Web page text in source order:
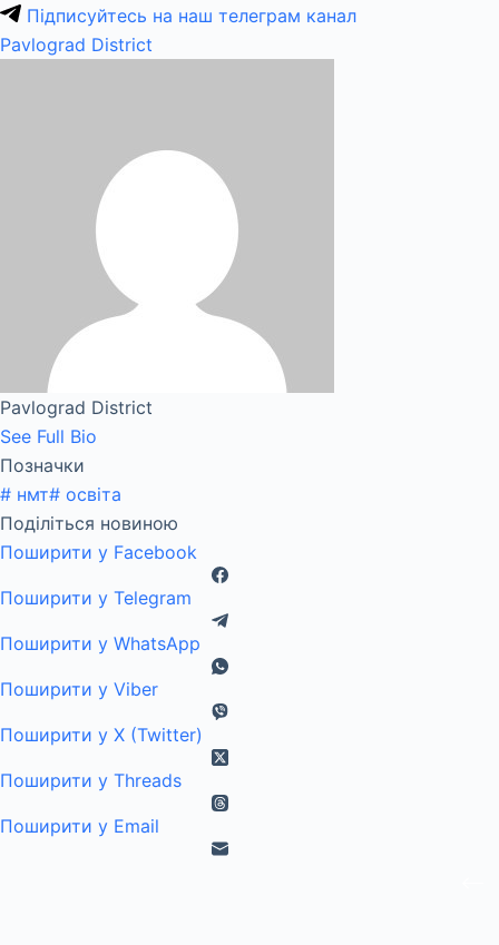
Підписуйтесь на наш телеграм канал
Pavlograd District
Pavlograd District
See Full Bio
Позначки
# нмт# освіта
Поділіться новиною
Поширити у Facebook
Поширити у Telegram
Поширити у WhatsApp
Поширити у Viber
Поширити у X (Twitter)
Поширити у Threads
Поширити у Email